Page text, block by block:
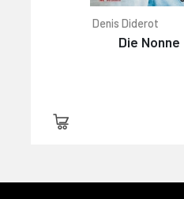
Denis Diderot
Die Nonne